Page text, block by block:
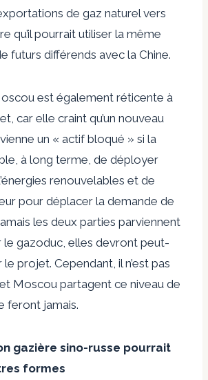
de gaz naturel vers
qu’il pourrait utiliser la même
futurs différends avec la Chine.
est également réticente à
car elle craint qu’un nouveau
un « actif bloqué » si la
à long terme, de déployer
renouvelables et de
pour déplacer la demande de
les deux parties parviennent
le gazoduc, elles devront peut-
projet. Cependant, il n’est pas
Moscou partagent ce niveau de
feront jamais.
gazière sino-russe pourrait
formes